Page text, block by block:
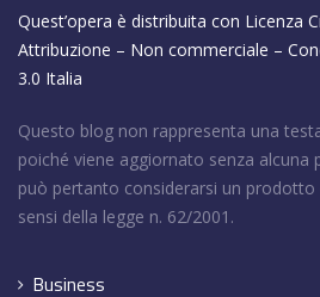
Quest’opera è distribuita con Licenza
Attribuzione – Non commerciale –
3.0 Italia
Questo blog non rappresenta una
poiché viene aggiornato senza alcuna
può pertanto considerarsi un prodotto
sensi della legge n. 62/2001.
Business